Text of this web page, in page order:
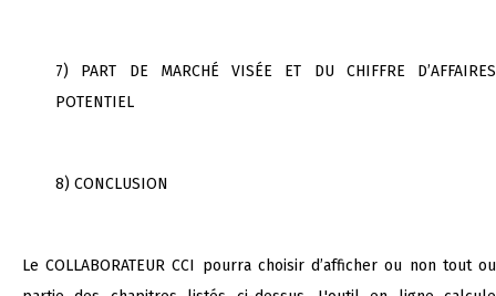
7) PART DE MARCHÉ VISÉE ET DU CHIFFRE D’AFFAIRES
POTENTIEL
8) CONCLUSION
Le COLLABORATEUR CCI pourra choisir d’afficher ou non tout ou